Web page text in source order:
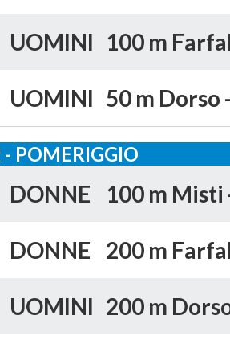
UOMINI 100 m
UOMINI 50 m Dorso
POMERIGGIO
DONNE 100 m Misti
DONNE 200 m
UOMINI 200 m